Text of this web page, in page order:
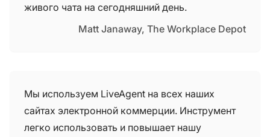
живого чата на сегодняшний день.
Matt Janaway, The Workplace Depot
Мы используем LiveAgent на всех наших
сайтах электронной коммерции. Инструмент
легко использовать и повышает нашу